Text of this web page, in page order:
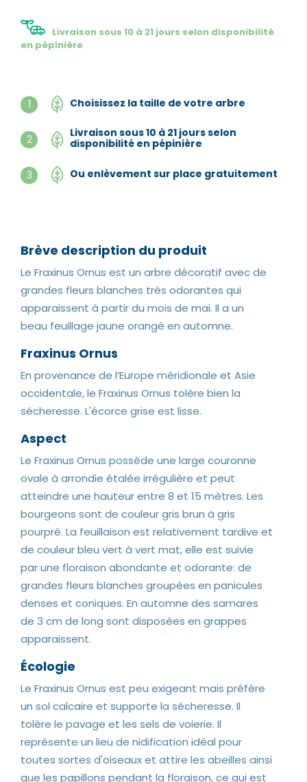
Livraison sous 10 à 21 jours selon disponibilité
en pépinière
1 Choisissez la taille de votre arbre
2
Livraison sous 10 à 21 jours selon
disponibilité en pépinière
3 Ou enlèvement sur place gratuitement
Brève description du produit
Le Fraxinus Ornus est un arbre décoratif avec de
grandes fleurs blanches très odorantes qui
apparaissent à partir du mois de mai. Il a un
beau feuillage jaune orangé en automne.
Fraxinus Ornus
En provenance de l’Europe méridionale et Asie
occidentale, le Fraxinus Ornus tolère bien la
sécheresse. L'écorce grise est lisse.
Aspect
Le Fraxinus Ornus possède une large couronne
ovale à arrondie étalée irrégulière et peut
atteindre une hauteur entre 8 et 15 mètres. Les
bourgeons sont de couleur gris brun à gris
pourpré. La feuillaison est relativement tardive et
de couleur bleu vert à vert mat, elle est suivie
par une floraison abondante et odorante: de
grandes fleurs blanches groupées en panicules
denses et coniques. En automne des samares
de 3 cm de long sont disposées en grappes
apparaissent.
Écologie
Le Fraxinus Ornus est peu exigeant mais préfère
un sol calcaire et supporte la sécheresse. Il
tolère le pavage et les sels de voierie. Il
représente un lieu de nidification idéal pour
toutes sortes d'oiseaux et attire les abeilles ainsi
que les papillons pendant la floraison, ce qui est